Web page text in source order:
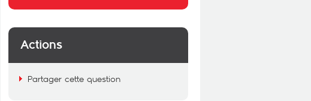
Actions
Partager cette question